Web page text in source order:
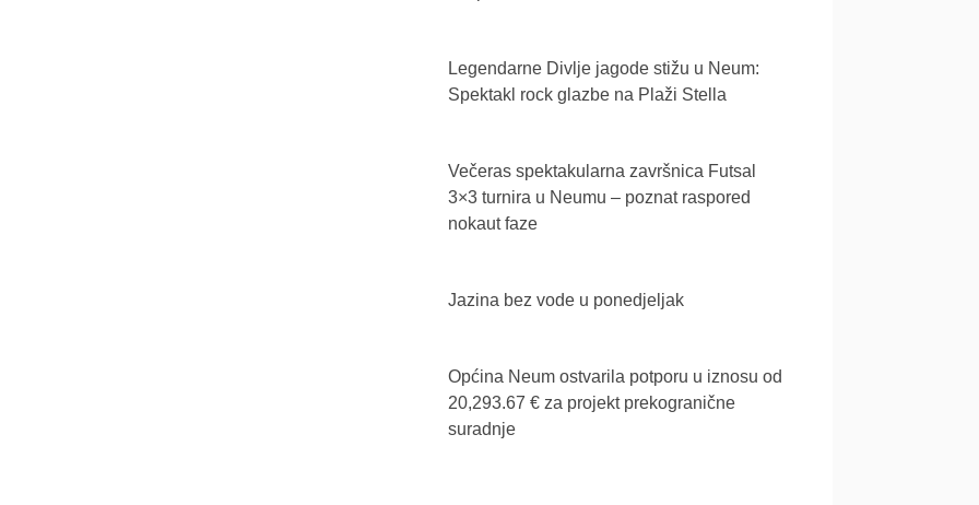
Legendarne Divlje jagode stižu u Neum:
Spektakl rock glazbe na Plaži Stella
Večeras spektakularna završnica Futsal
3×3 turnira u Neumu – poznat raspored
nokaut faze
Jazina bez vode u ponedjeljak
Općina Neum ostvarila potporu u iznosu od
20,293.67 € za projekt prekogranične
suradnje